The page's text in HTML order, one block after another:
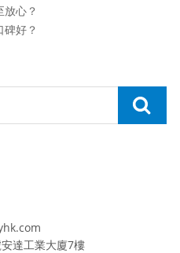
心？
好？
達工業大廈7樓